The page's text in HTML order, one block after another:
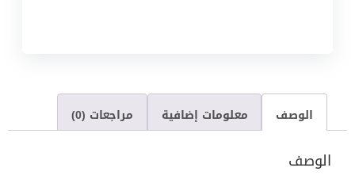
الوصف معلومات إضافية مراجعات (0)
الوصف